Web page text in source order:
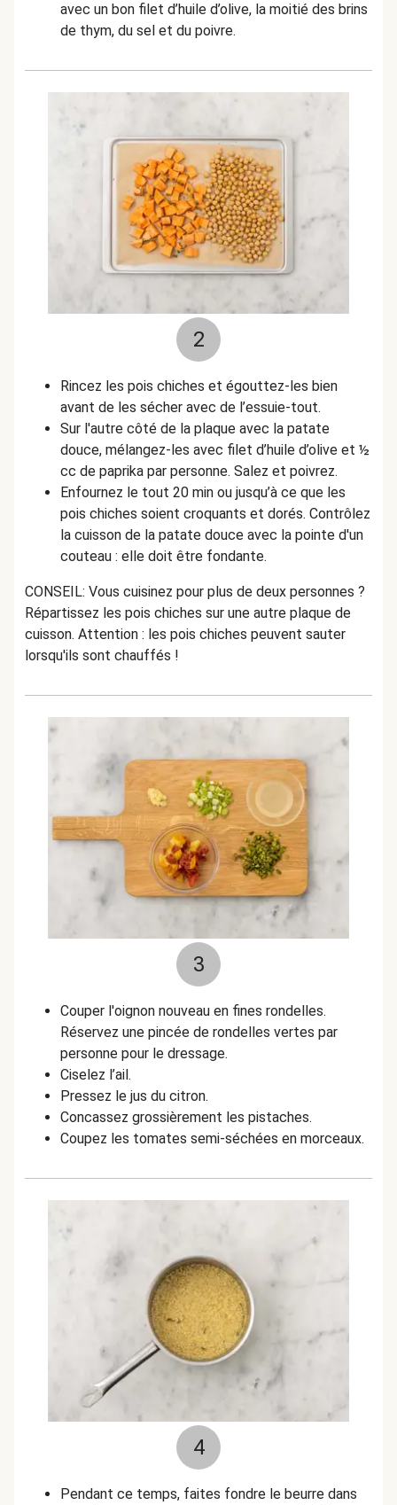
avec un bon filet d’huile d’olive, la moitié des brins
de thym, du sel et du poivre.
2
Rincez les pois chiches et égouttez-les bien
avant de les sécher avec de l’essuie-tout.
Sur l'autre côté de la plaque avec la patate
douce, mélangez-les avec filet d’huile d’olive et ½
cc de paprika par personne. Salez et poivrez.
Enfournez le tout 20 min ou jusqu’à ce que les
pois chiches soient croquants et dorés. Contrôlez
la cuisson de la patate douce avec la pointe d'un
couteau : elle doit être fondante.
CONSEIL: Vous cuisinez pour plus de deux personnes ?
Répartissez les pois chiches sur une autre plaque de
cuisson. Attention : les pois chiches peuvent sauter
lorsqu'ils sont chauffés !
3
Couper l'oignon nouveau en fines rondelles.
Réservez une pincée de rondelles vertes par
personne pour le dressage.
Ciselez l’ail.
Pressez le jus du citron.
Concassez grossièrement les pistaches.
Coupez les tomates semi-séchées en morceaux.
4
Pendant ce temps, faites fondre le beurre dans